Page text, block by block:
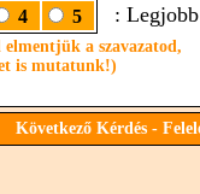
4 5 : Legjobb
a szavazatod,
is mutatunk!)
Következő Kérdés -